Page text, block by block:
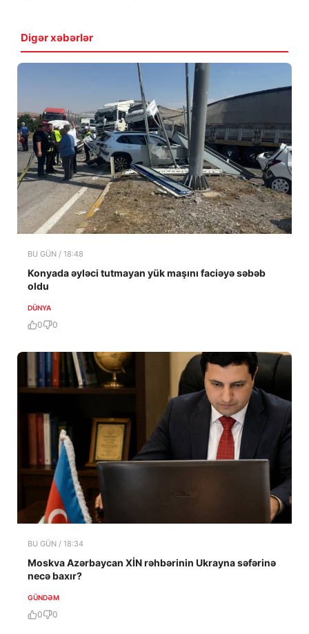
Digər xəbərlər
BU GÜN / 18:48
Konyada əyləci tutmayan yük maşını faciəyə səbəb
oldu
DÜNYA
0 0
BU GÜN / 18:34
Moskva Azərbaycan XİN rəhbərinin Ukrayna səfərinə
necə baxır?
GÜNDƏM
0 0